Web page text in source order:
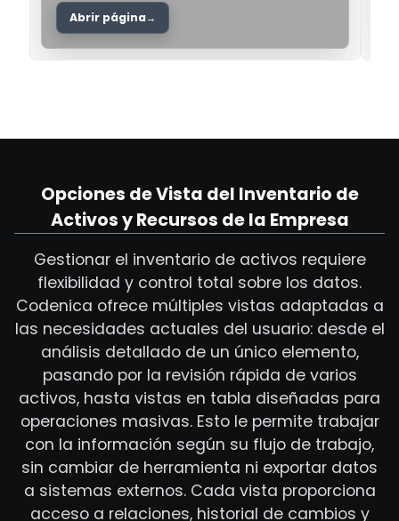
Abrir página
Opciones de Vista del Inventario de
Activos y Recursos de la Empresa
Gestionar el inventario de activos requiere
flexibilidad y control total sobre los datos.
Codenica ofrece múltiples vistas adaptadas a
las necesidades actuales del usuario: desde el
análisis detallado de un único elemento,
pasando por la revisión rápida de varios
activos, hasta vistas en tabla diseñadas para
operaciones masivas. Esto le permite trabajar
con la información según su flujo de trabajo,
sin cambiar de herramienta ni exportar datos
a sistemas externos. Cada vista proporciona
acceso a relaciones, historial de cambios y